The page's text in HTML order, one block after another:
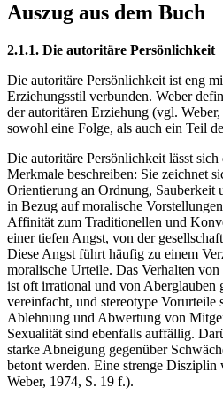
Auszug aus dem Buch
2.1.1. Die autoritäre Persönlichkeit
Die autoritäre Persönlichkeit ist eng
Erziehungsstil verbunden. Weber
der autoritären Erziehung (vgl.
sowohl eine Folge, als auch ein Teil
Die autoritäre Persönlichkeit lässt
Merkmale beschreiben: Sie zeichnet
Orientierung an Ordnung, Sauberkeit
in Bezug auf moralische
Affinität zum Traditionellen und
einer tiefen Angst, von der
Diese Angst führt häufig zu einem
moralische Urteile. Das Verhalten
ist oft irrational und von Aberglauben
vereinfacht, und stereotype Vorurteile
Ablehnung und Abwertung von
Sexualität sind ebenfalls auffällig.
starke Abneigung gegenüber
betont werden. Eine strenge Disziplin
Weber, 1974, S. 19 f.).